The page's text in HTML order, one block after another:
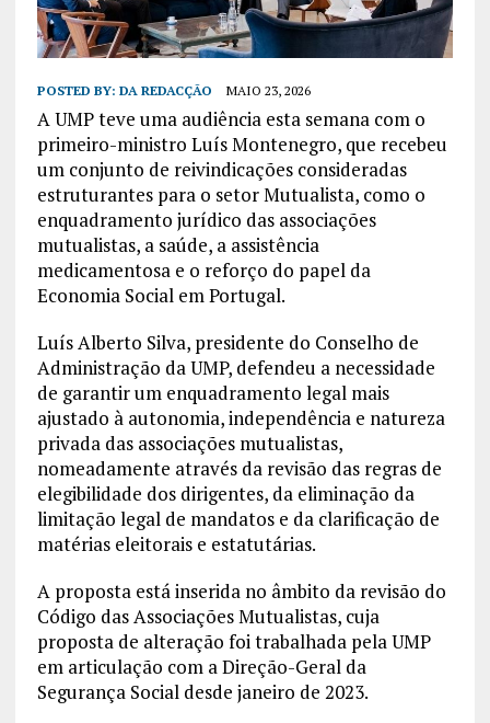
POSTED BY: DA REDACÇÃO MAIO 23, 2026
A UMP teve uma audiência esta semana com o
primeiro-ministro Luís Montenegro, que recebeu
um conjunto de reivindicações consideradas
estruturantes para o setor Mutualista, como o
enquadramento jurídico das associações
mutualistas, a saúde, a assistência
medicamentosa e o reforço do papel da
Economia Social em Portugal.
Luís Alberto Silva, presidente do Conselho de
Administração da UMP, defendeu a necessidade
de garantir um enquadramento legal mais
ajustado à autonomia, independência e natureza
privada das associações mutualistas,
nomeadamente através da revisão das regras de
elegibilidade dos dirigentes, da eliminação da
limitação legal de mandatos e da clarificação de
matérias eleitorais e estatutárias.
A proposta está inserida no âmbito da revisão do
Código das Associações Mutualistas, cuja
proposta de alteração foi trabalhada pela UMP
em articulação com a Direção-Geral da
Segurança Social desde janeiro de 2023.